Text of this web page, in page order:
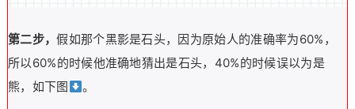
第二步，假如那个黑影是石头，因为原始人的准确率为60%，
所以60%的时候他准确地猜出是石头，40%的时候误以为是
熊，如下图
。